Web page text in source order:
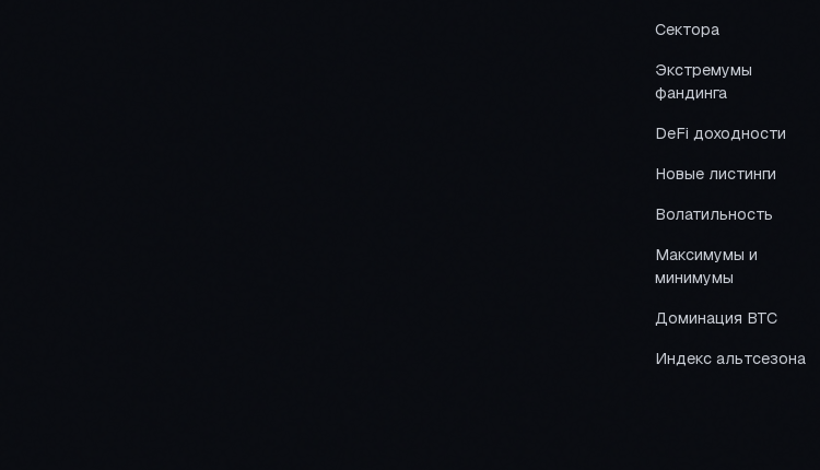
Сектора
Экстремумы
фандинга
DeFi доходности
Новые листинги
Волатильность
Максимумы и
минимумы
Доминация BTC
Индекс альтсезона